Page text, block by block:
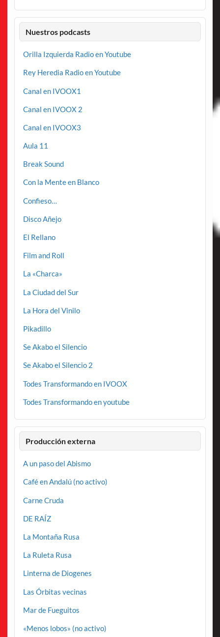
Nuestros podcasts
Orilla Izquierda Radio en Youtube
Rey Heredia Radio en Youtube
Canal en IVOOX1
Canal en IVOOX 2
Canal en IVOOX3
Aula 11
Break Sound
Con la Mente en Blanco
Confieso…
Disco Añejo
El Rellano
Film and Roll
La «Charca»
La Ciudad del Sur
La Hora del Vinilo
Pikadillo
Se Akabo el Silencio
Se Akabo el Silencio 2
Todes Transformando en IVOOX
Todes Transformando en youtube
Producción externa
A un paso del Abismo
Café en Andalú (no activo)
Carne Cruda
DE RAÍZ
La Montaña Rusa
La Ruleta Rusa
Linterna de Diogenes
Las Órbitas vecinas
Mar de Fueguitos
«Menos lobos» (no activo)